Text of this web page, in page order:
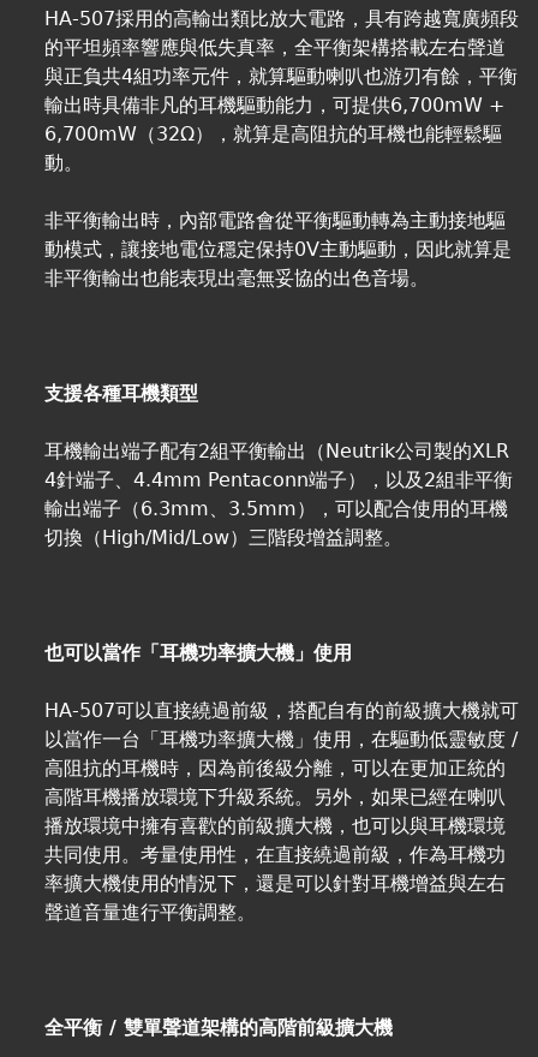
HA-507採用的高輸出類比放大電路，具有跨越寬廣頻段
的平坦頻率響應與低失真率，全平衡架構搭載左右聲道
與正負共4組功率元件，就算驅動喇叭也游刃有餘，平衡
輸出時具備非凡的耳機驅動能力，可提供6,700mW +
6,700mW（32Ω），就算是高阻抗的耳機也能輕鬆驅
動。
非平衡輸出時，內部電路會從平衡驅動轉為主動接地驅
動模式，讓接地電位穩定保持0V主動驅動，因此就算是
非平衡輸出也能表現出毫無妥協的出色音場。
支援各種耳機類型
耳機輸出端子配有2組平衡輸出（Neutrik公司製的XLR
4針端子、4.4mm Pentaconn端子），以及2組非平衡
輸出端子（6.3mm、3.5mm），可以配合使用的耳機
切換（High/Mid/Low）三階段增益調整。
也可以當作「耳機功率擴大機」使用
HA-507可以直接繞過前級，搭配自有的前級擴大機就可
以當作一台「耳機功率擴大機」使用，在驅動低靈敏度 /
高阻抗的耳機時，因為前後級分離，可以在更加正統的
高階耳機播放環境下升級系統。另外，如果已經在喇叭
播放環境中擁有喜歡的前級擴大機，也可以與耳機環境
共同使用。考量使用性，在直接繞過前級，作為耳機功
率擴大機使用的情況下，還是可以針對耳機增益與左右
聲道音量進行平衡調整。
全平衡 / 雙單聲道架構的高階前級擴大機